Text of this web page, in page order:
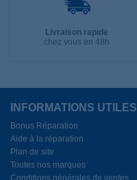
Livraison rapide
chez vous en 48h
INFORMATIONS UTILES
Bonus Réparation
Aide à la réparation
Plan de site
Toutes nos marques
Conditions générales de ventes